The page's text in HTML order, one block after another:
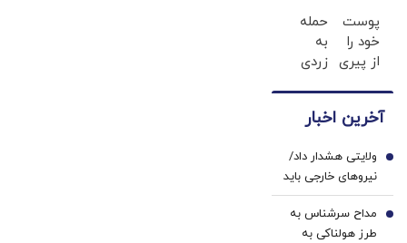
دندان
پزشکی
با پک
خانگی
رو در
اورده😳
چون
نداری
کنی!!!
پوست
خود را
از پیری
با کرم
جلبک
حمله
به
زردی
ژل
کننده
دندان!
خرید40%تخفیف
آخرین اخبار
ولایتی هشدار داد/
نیروهای خارجی باید
منطقه را ترک کنند
1
مداح سرشناس به
طرز هولناکی به
2